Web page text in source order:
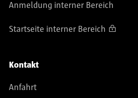
Anmeldung interner Bereich
Startseite interner Bereich
Kontakt
Anfahrt